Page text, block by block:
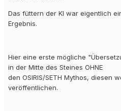
Das füttern der KI war eigentlich
Ergebnis.
Hier eine erste mögliche
in der Mitte des Steines OHNE
den OSIRIS/SETH Mythos, diesen
veröffentlichen.